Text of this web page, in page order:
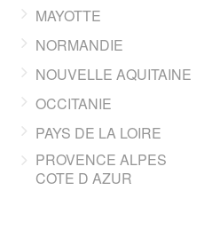
MAYOTTE
NORMANDIE
NOUVELLE AQUITAINE
OCCITANIE
PAYS DE LA LOIRE
PROVENCE ALPES
COTE D AZUR